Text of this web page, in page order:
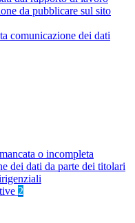
da pubblicare sul sito
comunicazione dei dati
o incompleta
dei dati da parte dei titolari
2